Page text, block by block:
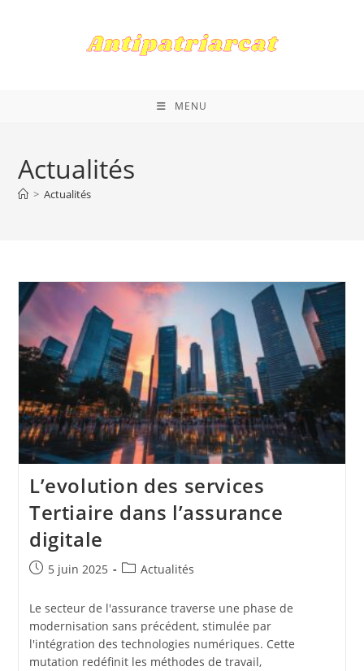
MENU
Actualités
> Actualités
L’evolution des services
Tertiaire dans l’assurance
digitale
Publication
5 juin 2025
PostActualités
Le secteur de l'assurance traverse une phase de
modernisation sans précédent, stimulée par
l'intégration des technologies numériques. Cette
mutation redéfinit les méthodes de travail,